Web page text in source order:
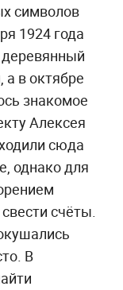
символов
1924 года
в октябре
знакомое
Алексея
сюда
однако для
счёты.
В